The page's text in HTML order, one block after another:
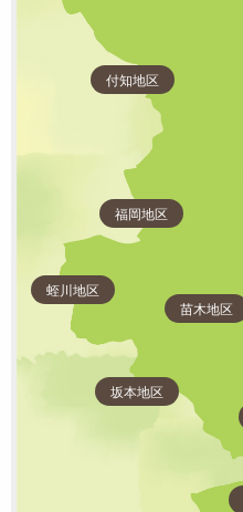
坂本地区
苗木地区
福岡地区
付知地区
蛭川地区